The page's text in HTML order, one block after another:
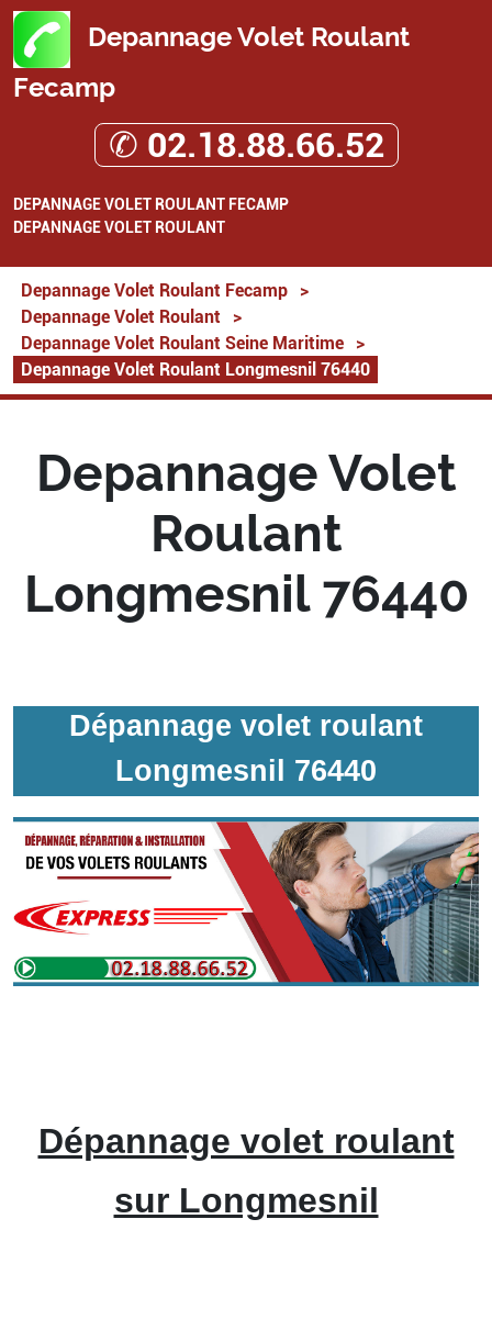
Depannage Volet Roulant
Fecamp
✆ 02.18.88.66.52
DEPANNAGE VOLET ROULANT FECAMP
DEPANNAGE VOLET ROULANT
Depannage Volet Roulant Fecamp
>
Depannage Volet Roulant
>
Depannage Volet Roulant Seine Maritime
>
Depannage Volet Roulant Longmesnil 76440
Depannage Volet
Roulant
Longmesnil 76440
Dépannage volet roulant
Longmesnil 76440
Dépannage volet roulant
sur Longmesnil